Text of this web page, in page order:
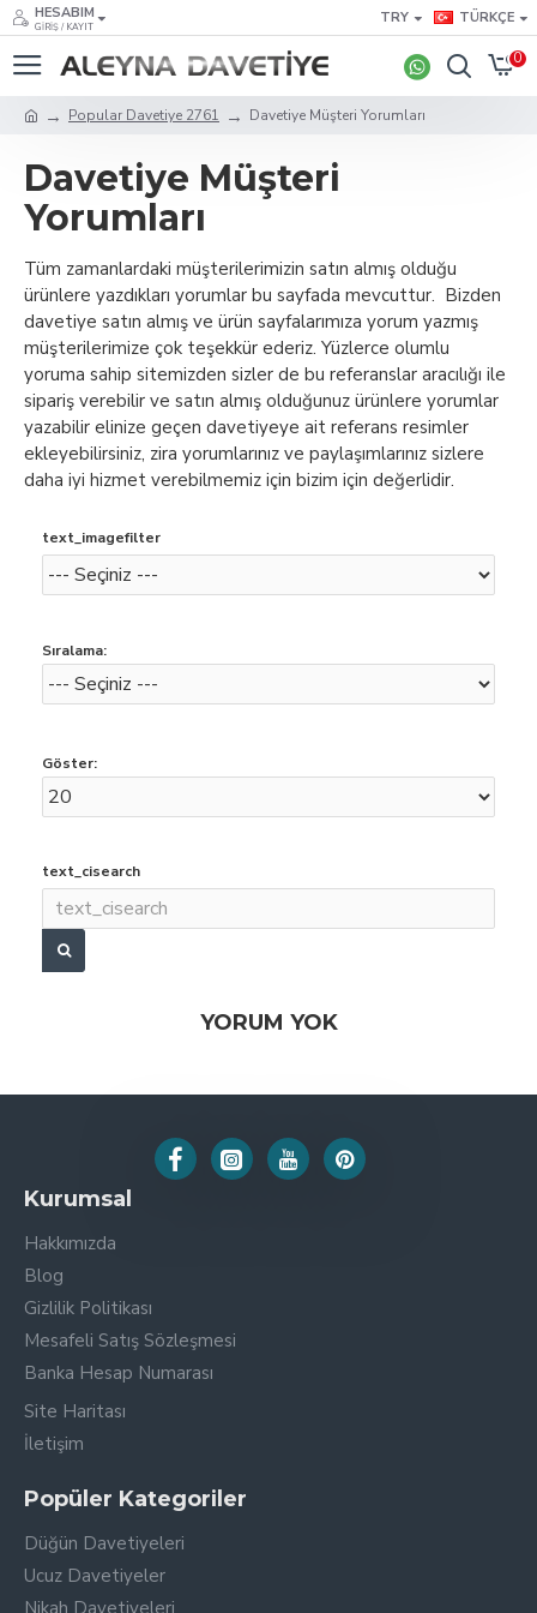
HESABIM
GIRIŞ / KAYIT
TRY TÜRKÇE
0
Popular Davetiye 2761 Davetiye Müşteri Yorumları
Davetiye Müşteri
Yorumları
Tüm zamanlardaki müşterilerimizin satın almış olduğu
ürünlere yazdıkları yorumlar bu sayfada mevcuttur. Bizden
davetiye satın almış ve ürün sayfalarımıza yorum yazmış
müşterilerimize çok teşekkür ederiz. Yüzlerce olumlu
yoruma sahip sitemizden sizler de bu referanslar aracılığı ile
sipariş verebilir ve satın almış olduğunuz ürünlere yorumlar
yazabilir elinize geçen davetiyeye ait referans resimler
ekleyebilirsiniz, zira yorumlarınız ve paylaşımlarınız sizlere
daha iyi hizmet verebilmemiz için bizim için değerlidir.
text_imagefilter
Sıralama:
Göster:
text_cisearch
YORUM YOK
Kurumsal
Hakkımızda
Blog
Gizlilik Politikası
Mesafeli Satış Sözleşmesi
Banka Hesap Numarası
Site Haritası
İletişim
Popüler Kategoriler
Düğün Davetiyeleri
Ucuz Davetiyeler
Nikah Davetiyeleri